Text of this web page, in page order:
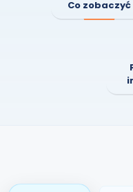
Co zobaczyć